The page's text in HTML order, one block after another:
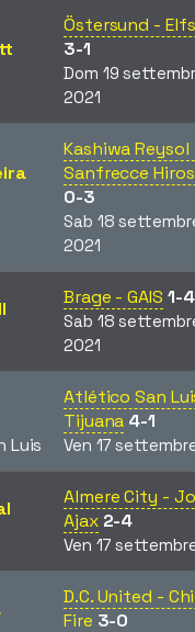
Östersund -
3-1
Dom 19
2021
Kashiwa Reysol
Sanfrecce
0-3
Sab 18
2021
Brage - GAIS 1-4
Sab 18
2021
Luis
Atlético San
Tijuana 4-1
Ven 17
Almere City -
Ajax 2-4
Ven 17
D.C. United -
Fire 3-0